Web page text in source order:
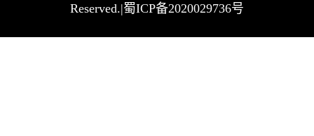
Reserved.|蜀ICP备2020029736号